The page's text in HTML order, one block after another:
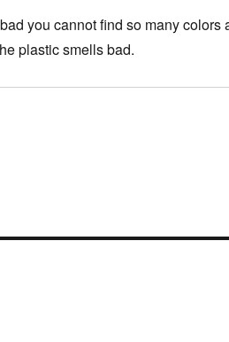
you cannot find so many
plastic smells bad.